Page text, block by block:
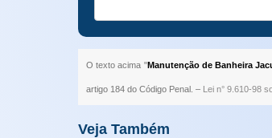
O texto acima "Manutenção de Banheira
artigo 184 do Código Penal. – Lei n° 9.610-98
Veja Também